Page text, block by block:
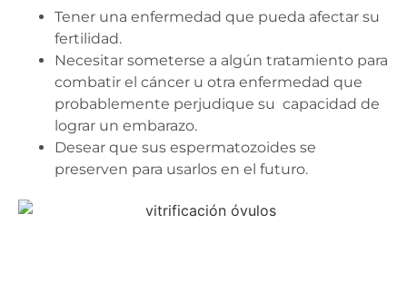
Tener una enfermedad que pueda afectar su
fertilidad.
Necesitar someterse a algún tratamiento para
combatir el cáncer u otra enfermedad que
probablemente perjudique su capacidad de
lograr un embarazo.
Desear que sus espermatozoides se
preserven para usarlos en el futuro.